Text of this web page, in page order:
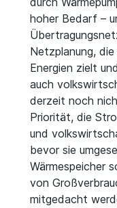
hoher Bedarf –
Netzplanung,
Energien zielt
auch
derzeit noch
Priorität, die
und
bevor sie
Wärmespeicher
von
mitgedacht